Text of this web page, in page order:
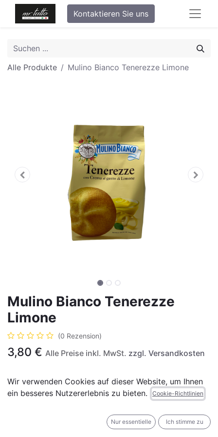
Kontaktieren Sie uns
Alle Produkte Mulino Bianco Tenerezze Limone
Mulino Bianco Tenerezze
Limone
(0 Rezension)
3,80 € Alle Preise inkl. MwSt. zzgl. Versandkosten
Nicht vorrätig
Erhalten Sie eine Benachrichtigung, wenn wieder
Wir verwenden Cookies auf dieser Website, um Ihnen
ein besseres Nutzererlebnis zu bieten.
Cookie-Richtlinien
Nur essentielle Ich stimme zu